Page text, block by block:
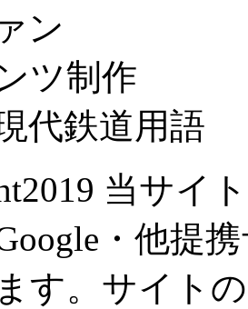
ン
ツ制作
代鉄道用語
当サイ
・他提
す。サイト